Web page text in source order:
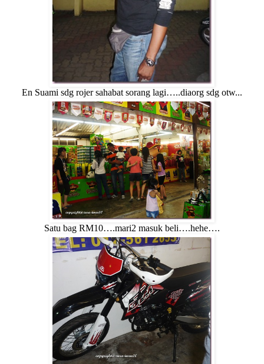
En Suami sdg rojer sahabat sorang lagi…..diaorg sdg otw...
Satu bag RM10….mari2 masuk beli….hehe….